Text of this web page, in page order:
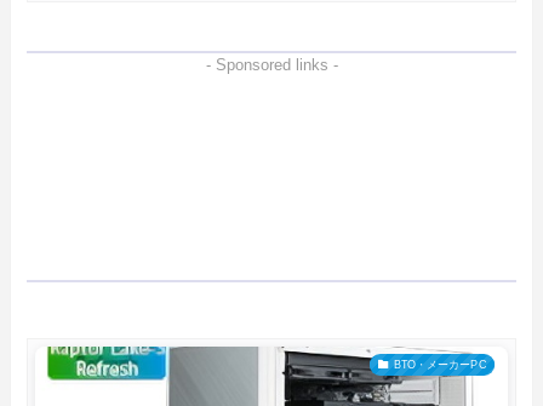
- Sponsored links -
BTO・メーカーPC